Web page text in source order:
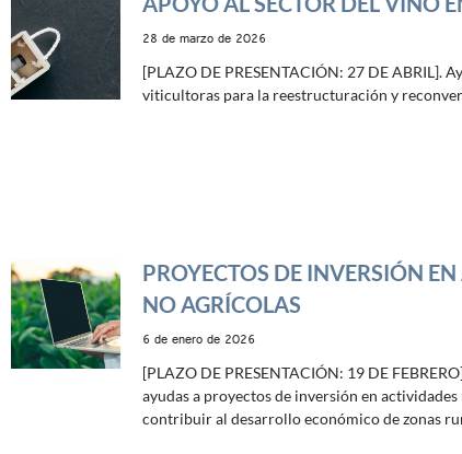
28 de marzo de 2026
[PLAZO DE PRESENTACIÓN: 27 DE ABRIL].
viticultoras para la reestructuración y
PROYECTOS DE INVERSIÓN
NO AGRÍCOLAS
6 de enero de 2026
[PLAZO DE PRESENTACIÓN: 19 DE
ayudas a proyectos de inversión en actividades
contribuir al desarrollo económico de zonas